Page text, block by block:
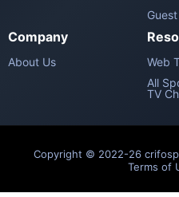
Company
About Us
Web
All
TV
Copyright © 2022-26
Terms of